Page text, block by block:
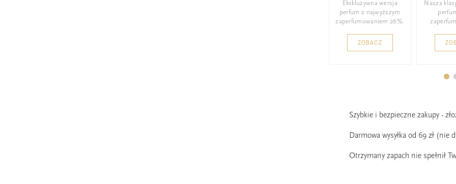
Ekskluzywna wersja
perfum z najwyższym
zaperfumowaniem 26%.
ZOBACZ
Nasza
Szybkie i bezpieczne zakupy -
Darmowa wysyłka od 69 zł (nie
Otrzymany zapach nie spełnił